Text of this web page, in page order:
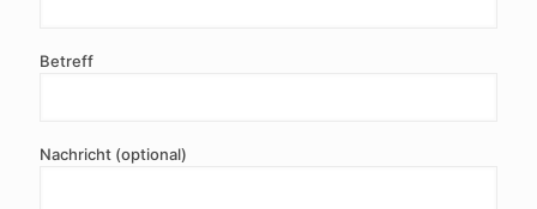
Betreff
Nachricht (optional)